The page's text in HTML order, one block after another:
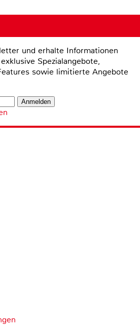
und erhalte Informationen
Spezialangebote,
sowie limitierte Angebote